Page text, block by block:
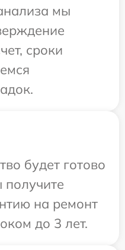
мы
сроки
будет готово
на ремонт
до 3 лет.